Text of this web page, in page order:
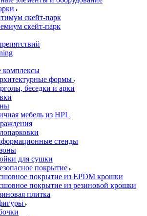
скейт-парк
скейт-парк
комплексы
формы
беседки и арки
мебель из HPL
стенды
для сушки
покрытие
покрытие из EPDM крошки
покрытие из резиновой крошки
плитка